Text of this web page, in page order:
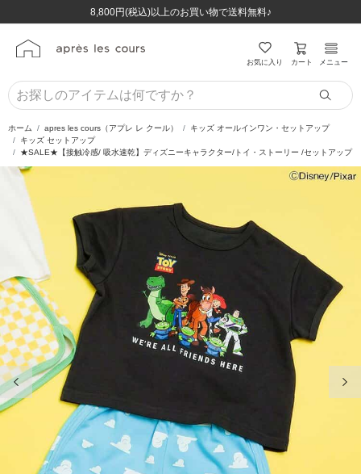
8,800円(税込)以上のお買い物で送料無料♪
ほぼ全品半額！！8/12(水)お昼12:59まで！！
8,800円(税込)以上のお買い物で送料無料♪
ほぼ全品半額！！8/12(水)お昼12:59まで！！
お気に入り カート メニュー
ホーム apres les cours（アプレ レ クール）
キッズ オールインワン・セットアップ
キッズ セットアップ
★SALE★【接触冷感/ 吸水速乾】ディズニーキャラクター/トイ・ストーリー /セットアップ
前の画像